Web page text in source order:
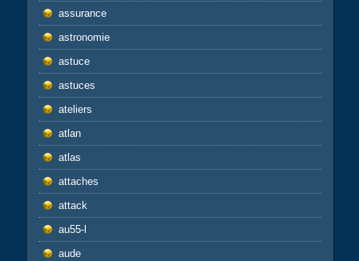
assurance
astronomie
astuce
astuces
ateliers
atlan
atlas
attaches
attack
au55-l
aude